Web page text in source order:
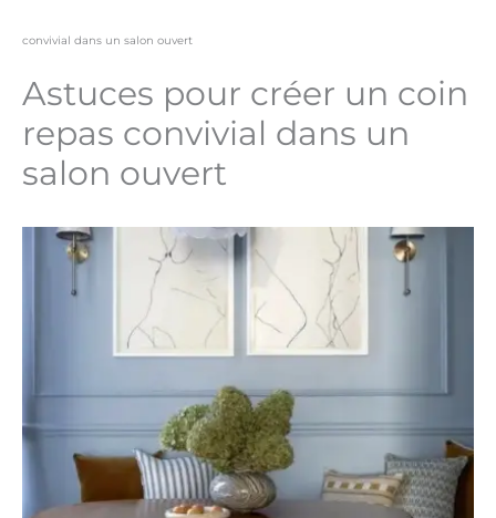
convivial dans un salon ouvert
Astuces pour créer un coin
repas convivial dans un
salon ouvert